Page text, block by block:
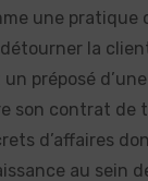
une pratique
la
préposé
son contrat de
d’affaires
au sein